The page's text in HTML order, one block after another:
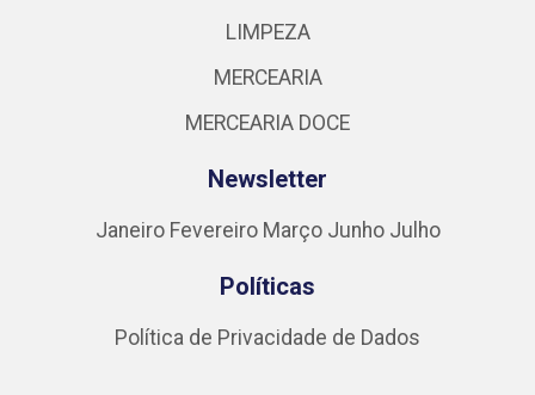
LIMPEZA
MERCEARIA
MERCEARIA DOCE
Newsletter
Janeiro Fevereiro Março Junho Julho
Políticas
Política de Privacidade de Dados